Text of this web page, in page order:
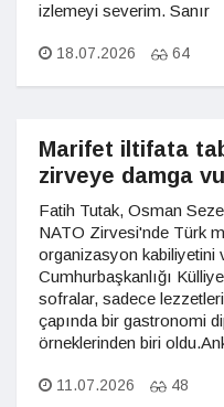
izlemeyi severim. Sanır
18.07.2026 64
Marifet iltifata
zirveye damga
Fatih Tutak, Osman
NATO Zirvesi'nde Türk
organizasyon kabiliyetini
Cumhurbaşkanlığı
sofralar, sadece
çapında bir gastronomi
örneklerinden biri
11.07.2026 48